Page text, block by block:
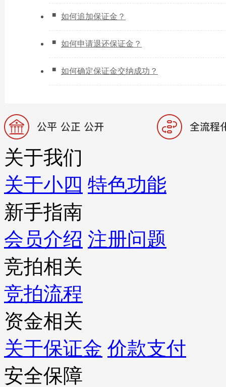
如何追加保证金？
如何申请退还保证金？
如何确定保证金交纳成功？
关于我们
关于小四 特色功能
新手指南
会员介绍 注册问题
竞拍相关
竞拍流程
资金相关
关于保证金 价款支付
安全保障